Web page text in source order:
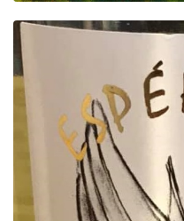
Food
News
Contact